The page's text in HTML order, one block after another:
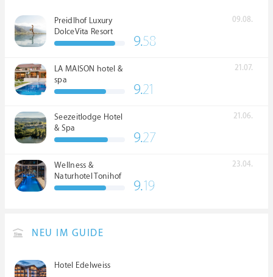
Preidlhof Luxury
DolceVita Resort
*****
09.08.
9.58
LA MAISON hotel &
spa
21.07.
9.21
Seezeitlodge Hotel
& Spa
21.06.
9.27
Wellness &
Naturhotel Tonihof
****S
23.04.
9.19
NEU IM GUIDE
Hotel Edelweiss